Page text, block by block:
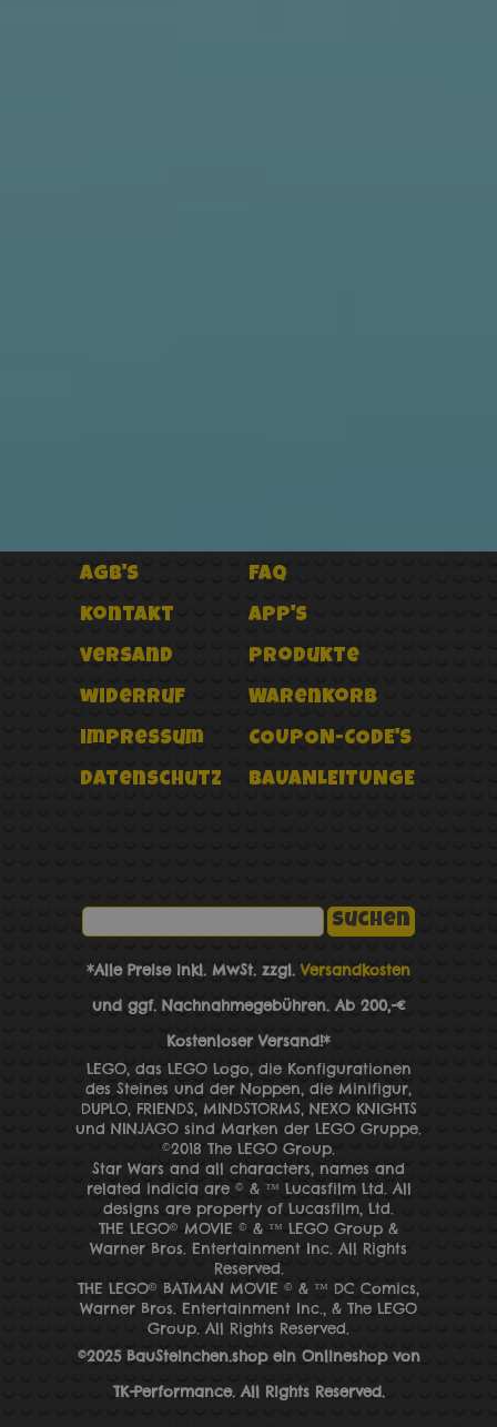
Suchen
AGB's
kontakt
versand
widerruf
impressum
datenschutz
*Alle Preise inkl. MwSt. zzgl. Versandkosten
und ggf. Nachnahmegebühren. Ab 200,-€
Kostenloser Versand!*
LEGO, das LEGO Logo, die Konfigurationen
des Steines und der Noppen, die Minifigur,
DUPLO, FRIENDS, MINDSTORMS, NEXO KNIGHTS
und NINJAGO sind Marken der LEGO Gruppe.
©2018 The LEGO Group.
Star Wars and all characters, names and
related indicia are © & ™ Lucasfilm Ltd. All
designs are property of Lucasfilm, Ltd.
THE LEGO® MOVIE © & ™ LEGO Group &
Warner Bros. Entertainment Inc. All Rights
Reserved.
THE LEGO® BATMAN MOVIE © & ™ DC Comics,
Warner Bros. Entertainment Inc., & The LEGO
Group. All Rights Reserved.
©2025 BauSteinchen.shop ein Onlineshop von
TK-Performance. All Rights Reserved.
FAQ
APP's
Produkte
Warenkorb
COUPON-CODE's
BAUANLEITUNGEN